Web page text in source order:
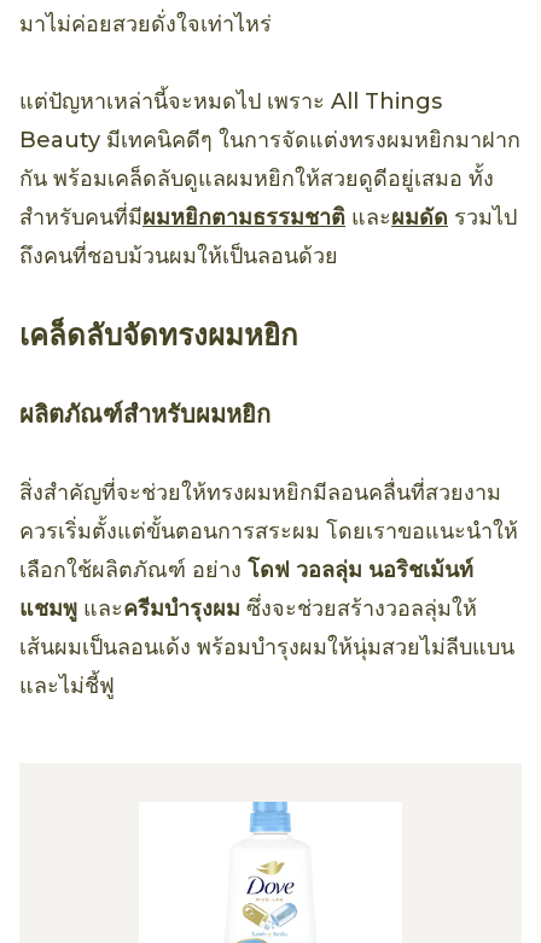
มาไม่ค่อยสวยดั่งใจเท่าไหร่
แต่ปัญหาเหล่านี้จะหมดไป เพราะ All Things
Beauty มีเทคนิคดีๆ ในการจัดแต่งทรงผมหยิกมาฝาก
กัน พร้อมเคล็ดลับดูแลผมหยิกให้สวยดูดีอยู่เสมอ ทั้ง
สำหรับคนที่มีผมหยิกตามธรรมชาติ และผมดัด รวมไป
ถึงคนที่ชอบม้วนผมให้เป็นลอนด้วย
เคล็ดลับจัดทรงผมหยิก
ผลิตภัณฑ์สำหรับผมหยิก
สิ่งสำคัญที่จะช่วยให้ทรงผมหยิกมีลอนคลื่นที่สวยงาม
ควรเริ่มตั้งแต่ขั้นตอนการสระผม โดยเราขอแนะนำให้
เลือกใช้ผลิตภัณฑ์ อย่าง โดฟ วอลลุ่ม นอริชเม้นท์
แชมพู และครีมบำรุงผม ซึ่งจะช่วยสร้างวอลลุ่มให้
เส้นผมเป็นลอนเด้ง พร้อมบำรุงผมให้นุ่มสวยไม่ลีบแบน
และไม่ชี้ฟู